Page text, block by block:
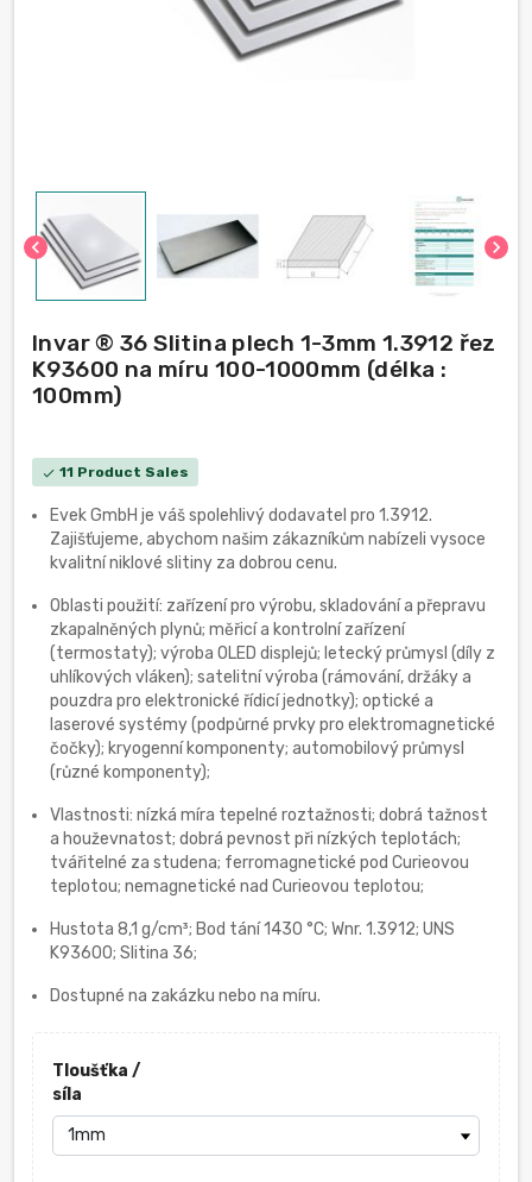
chevron_left chevron_right
Invar ® 36 Slitina plech 1-3mm 1.3912 řez
K93600 na míru 100-1000mm (délka :
100mm)
check 11 Product Sales
Evek GmbH je váš spolehlivý dodavatel pro 1.3912.
Zajišťujeme, abychom našim zákazníkům nabízeli vysoce
kvalitní niklové slitiny za dobrou cenu.
Oblasti použití: zařízení pro výrobu, skladování a přepravu
zkapalněných plynů; měřicí a kontrolní zařízení
(termostaty); výroba OLED displejů; letecký průmysl (díly z
uhlíkových vláken); satelitní výroba (rámování, držáky a
pouzdra pro elektronické řídicí jednotky); optické a
laserové systémy (podpůrné prvky pro elektromagnetické
čočky); kryogenní komponenty; automobilový průmysl
(různé komponenty);
Vlastnosti: nízká míra tepelné roztažnosti; dobrá tažnost
a houževnatost; dobrá pevnost při nízkých teplotách;
tvářitelné za studena; ferromagnetické pod Curieovou
teplotou; nemagnetické nad Curieovou teplotou;
Hustota 8,1 g/cm³; Bod tání 1430 °C; Wnr. 1.3912; UNS
K93600; Slitina 36;
Dostupné na zakázku nebo na míru.
Tloušťka /
síla